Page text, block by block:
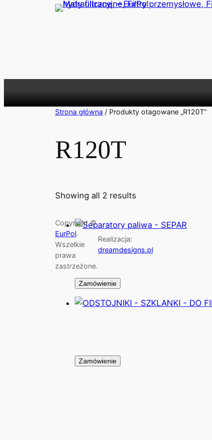
Strona główna / Produkty otagowane „R120T”
R120T
Showing all 2 results
Zamówienie
Zamówienie
Copyright ©
EurPol.
Wszelkie
prawa
zastrzeżone.
Realizacja:
dreamdesigns.pl